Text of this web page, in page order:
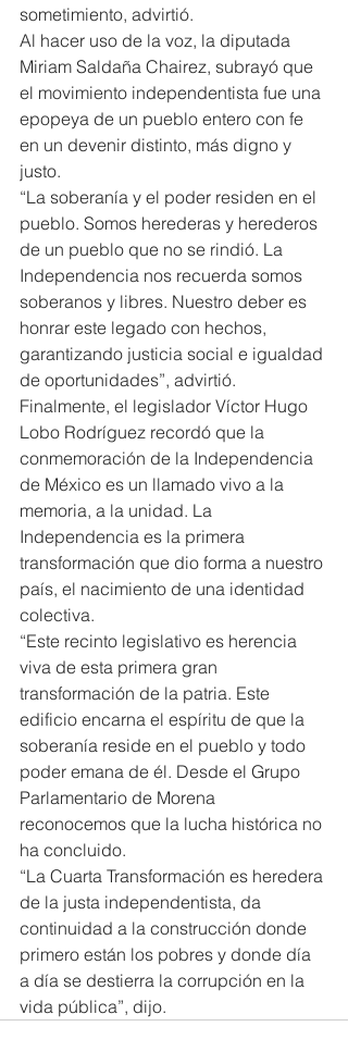
sometimiento, advirtió.
Al hacer uso de la voz, la diputada
Miriam Saldaña Chairez, subrayó que
el movimiento independentista fue una
epopeya de un pueblo entero con fe
en un devenir distinto, más digno y
justo.
“La soberanía y el poder residen en el
pueblo. Somos herederas y herederos
de un pueblo que no se rindió. La
Independencia nos recuerda somos
soberanos y libres. Nuestro deber es
honrar este legado con hechos,
garantizando justicia social e igualdad
de oportunidades”, advirtió.
Finalmente, el legislador Víctor Hugo
Lobo Rodríguez recordó que la
conmemoración de la Independencia
de México es un llamado vivo a la
memoria, a la unidad. La
Independencia es la primera
transformación que dio forma a nuestro
país, el nacimiento de una identidad
colectiva.
“Este recinto legislativo es herencia
viva de esta primera gran
transformación de la patria. Este
edificio encarna el espíritu de que la
soberanía reside en el pueblo y todo
poder emana de él. Desde el Grupo
Parlamentario de Morena
reconocemos que la lucha histórica no
ha concluido.
“La Cuarta Transformación es heredera
de la justa independentista, da
continuidad a la construcción donde
primero están los pobres y donde día
a día se destierra la corrupción en la
vida pública”, dijo.